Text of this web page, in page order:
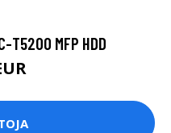
T5200 MFP HDD